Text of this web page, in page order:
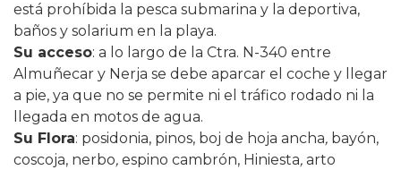
está prohíbida la pesca submarina y la deportiva,
baños y solarium en la playa.
Su acceso: a lo largo de la Ctra. N-340 entre
Almuñecar y Nerja se debe aparcar el coche y llegar
a pie, ya que no se permite ni el tráfico rodado ni la
llegada en motos de agua.
Su Flora: posidonia, pinos, boj de hoja ancha, bayón,
coscoja, nerbo, espino cambrón, Hiniesta, arto